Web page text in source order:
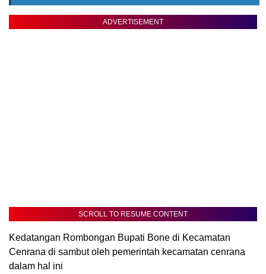
ADVERTISEMENT
SCROLL TO RESUME CONTENT
Kedatangan Rombongan Bupati Bone di Kecamatan
Cenrana di sambut oleh pemerintah kecamatan cenrana
dalam hal ini